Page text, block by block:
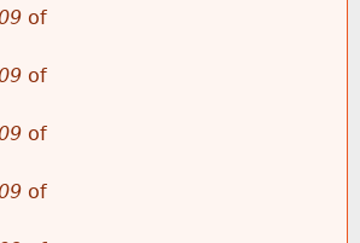
of
of
of
of